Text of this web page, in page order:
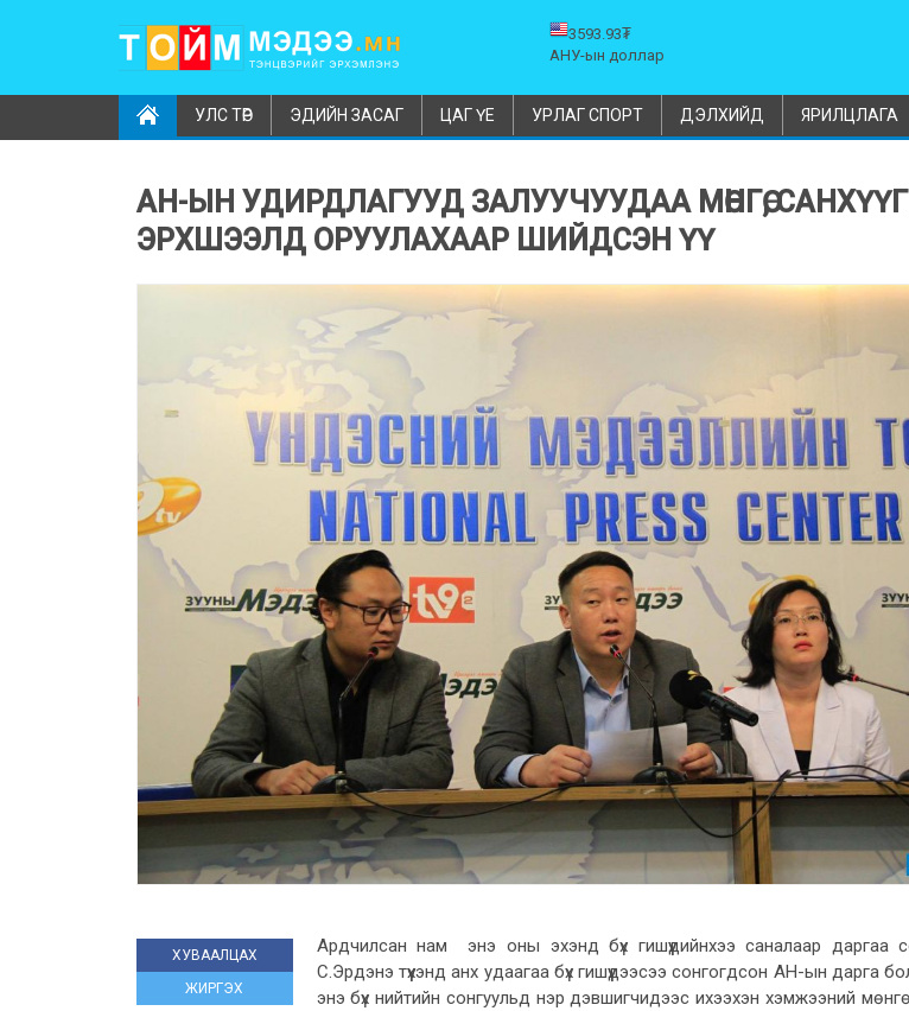
3593.93₮
АНУ-ын доллар
УЛС ТӨР ЭДИЙН ЗАСАГ ЦАГ ҮЕ УРЛАГ СПОРТ ДЭЛХИЙД ЯРИЛЦЛАГА
АН-ЫН УДИРДЛАГУУД ЗАЛУУЧУУДАА МӨНГӨ,
ЭРХШЭЭЛД ОРУУЛАХААР ШИЙДСЭН ҮҮ
ХУВААЛЦАХ
ЖИРГЭХ
Ардчилсан нам энэ оны эхэнд бүх гишүүдийнхээ саналаар даргаа
С.Эрдэнэ түүхэнд анх удаагаа бүх гишүүдээсээ сонгогдсон АН-ын дарга
энэ бүх нийтийн сонгуульд нэр дэвшигчидээс ихээхэн хэмжээний